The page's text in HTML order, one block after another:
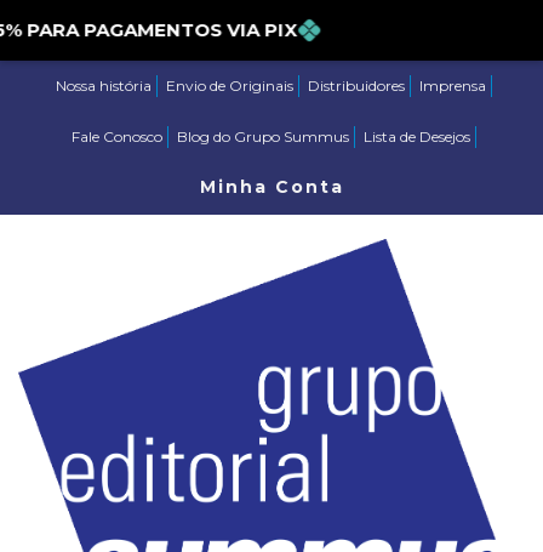
PAGAMENTOS VIA PIX
Nossa história Envio de Originais Distribuidores Imprensa
Fale Conosco Blog do Grupo Summus Lista de Desejos
Minha Conta